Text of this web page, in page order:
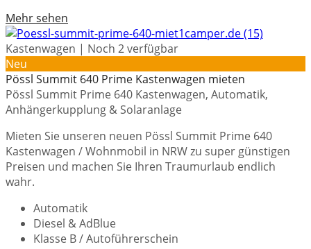
Mehr sehen
Kastenwagen | Noch 2 verfügbar
Neu
Pössl Summit 640 Prime Kastenwagen mieten
Pössl Summit Prime 640 Kastenwagen, Automatik,
Anhängerkupplung & Solaranlage
Mieten Sie unseren neuen Pössl Summit Prime 640
Kastenwagen / Wohnmobil in NRW zu super günstigen
Preisen und machen Sie Ihren Traumurlaub endlich
wahr.
Automatik
Diesel & AdBlue
Klasse B / Autoführerschein